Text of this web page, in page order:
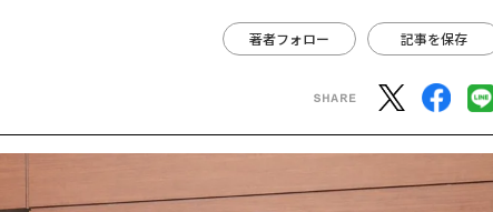
著者フォロー 記事を保存